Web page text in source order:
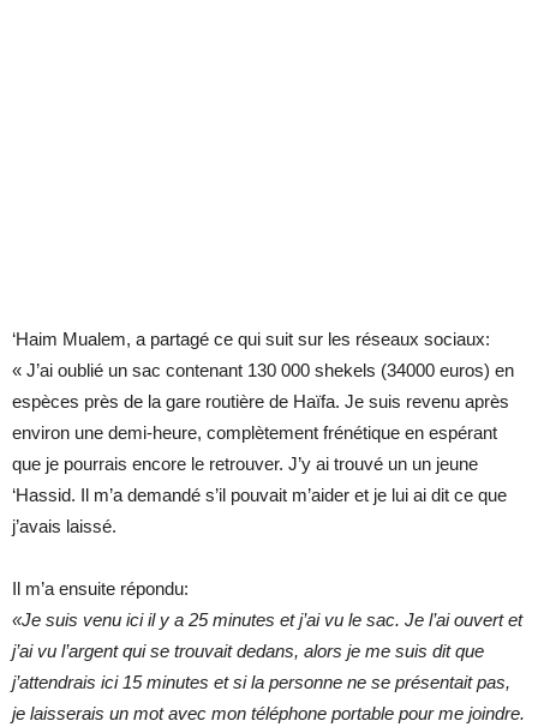
‘Haim Mualem, a partagé ce qui suit sur les réseaux sociaux:
« J’ai oublié un sac contenant 130 000 shekels (34000 euros) en
espèces près de la gare routière de Haïfa. Je suis revenu après
environ une demi-heure, complètement frénétique en espérant
que je pourrais encore le retrouver. J’y ai trouvé un un jeune
‘Hassid. Il m’a demandé s’il pouvait m’aider et je lui ai dit ce que
j’avais laissé.
Il m’a ensuite répondu:
«Je suis venu ici il y a 25 minutes et j’ai vu le sac. Je l’ai ouvert et
j’ai vu l’argent qui se trouvait dedans, alors je me suis dit que
j’attendrais ici 15 minutes et si la personne ne se présentait pas,
je laisserais un mot avec mon téléphone portable pour me joindre.